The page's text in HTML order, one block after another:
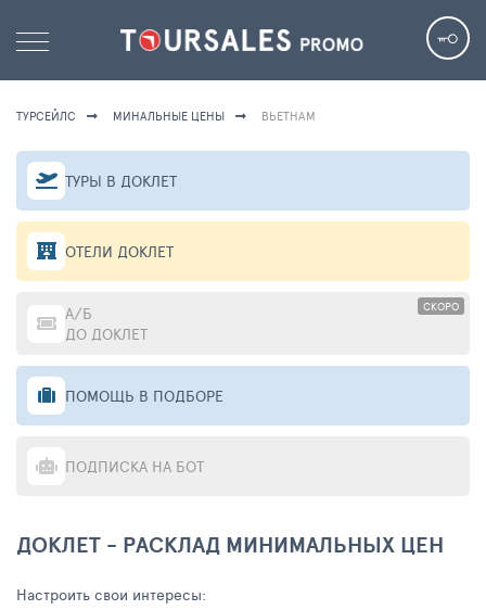
ТУРСЕЙЛС МИНАЛЬНЫЕ ЦЕНЫ ВЬЕТНАМ
ТУРЫ В ДОКЛЕТ
ОТЕЛИ ДОКЛЕТ
СКОРО
А/Б
ДО ДОКЛЕТ
ПОМОЩЬ В ПОДБОРЕ
ПОДПИСКА НА БОТ
ДОКЛЕТ - РАСКЛАД МИНИМАЛЬНЫХ ЦЕН
Настроить свои интересы: